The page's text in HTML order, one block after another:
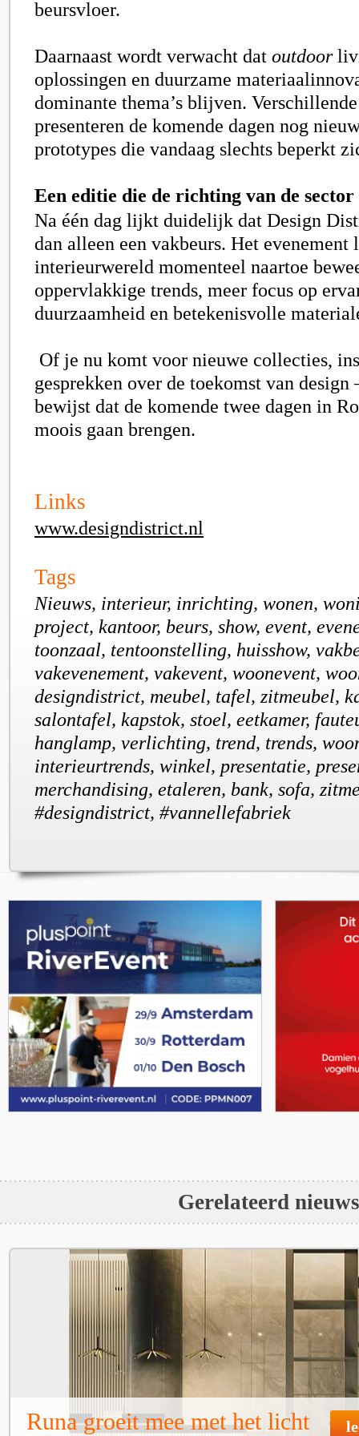
beursvloer.
Daarnaast wordt verwacht dat outdoor
oplossingen en duurzame
dominante thema’s blijven.
presenteren de komende dagen nog
prototypes die vandaag slechts beperkt
Een editie die de richting van de
Na één dag lijkt duidelijk dat Design
dan alleen een vakbeurs. Het evenement
interieurwereld momenteel naartoe
oppervlakkige trends, meer focus op
duurzaamheid en betekenisvolle
Of je nu komt voor nieuwe collecties,
gesprekken over de toekomst van
bewijst dat de komende twee dagen in
moois gaan brengen.
Links
www.designdistrict.nl
Tags
Nieuws, interieur, inrichting, wonen,
project, kantoor, beurs, show, event,
toonzaal, tentoonstelling, huisshow,
vakevenement, vakevent, woonevent,
designdistrict, meubel, tafel, zitmeubel,
salontafel, kapstok, stoel, eetkamer,
hanglamp, verlichting, trend, trends,
interieurtrends, winkel, presentatie,
merchandising, etaleren, bank, sofa,
#designdistrict, #vannellefabriek
Gerelateerd nieuws
Runa groeit mee met het licht